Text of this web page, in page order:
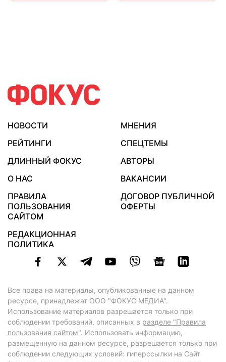
НОВОСТИ
МНЕНИЯ
РЕЙТИНГИ
СПЕЦТЕМЫ
ДЛИННЫЙ ФОКУС
АВТОРЫ
О НАС
ВАКАНСИИ
ПРАВИЛА
ПОЛЬЗОВАНИЯ
САЙТОМ
ДОГОВОР ПУБЛИЧНОЙ
ОФЕРТЫ
РЕДАКЦИОННАЯ
ПОЛИТИКА
Все права на материалы, опубликованные на данном
ресурсе, принадлежат ООО "ФОКУС МЕДИА".
Использование материалов разрешается только при
соблюдении требований, описанных в разделе "Правила
пользования сайтом". Использовать информацию,
размещенную на данном ресурсе, разрешается только при
соблюдении следующих условий: гиперссылки на Сайт